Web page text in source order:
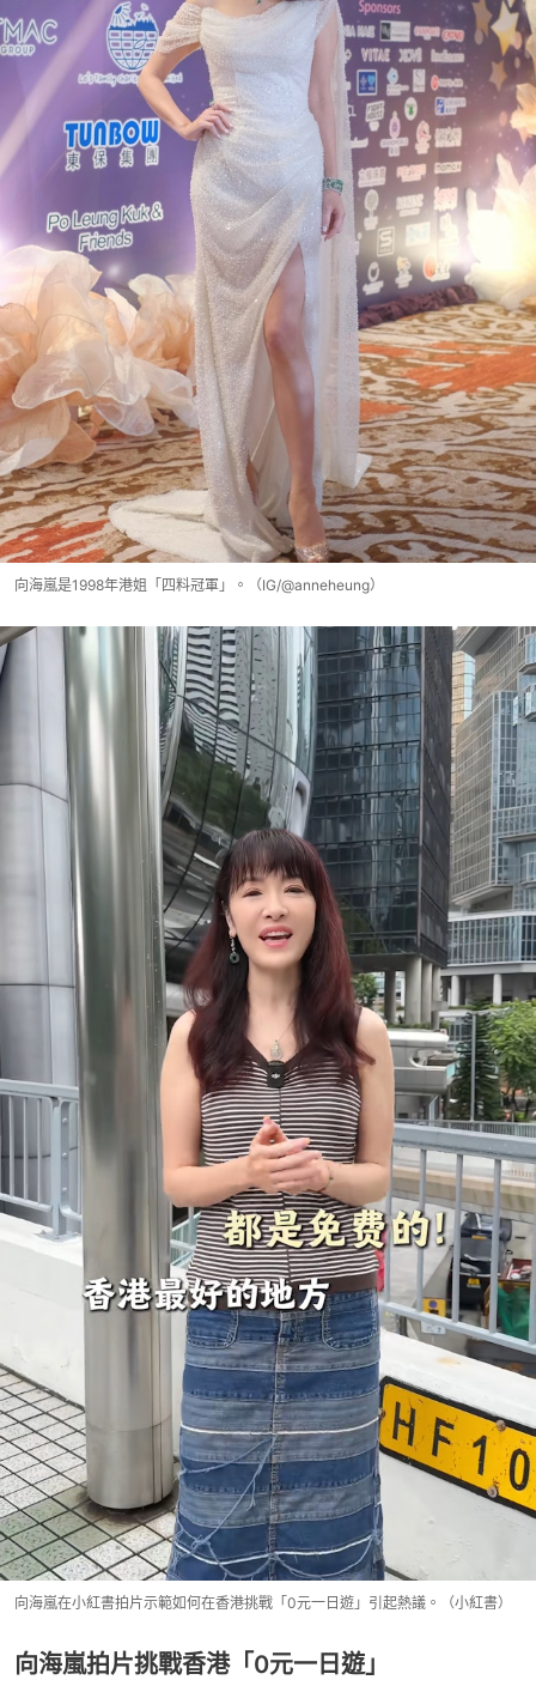
向海嵐是1998年港姐「四料冠軍」。（IG/@anneheung）
向海嵐在小紅書拍片示範如何在香港挑戰「0元一日遊」引起熱議。（小紅書）
向海嵐拍片挑戰香港「0元一日遊」